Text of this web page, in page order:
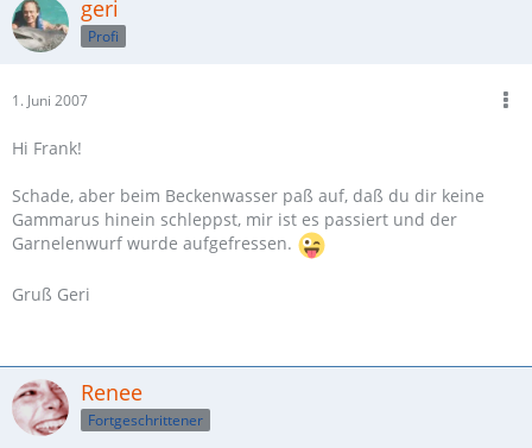
geri
Profi
1. Juni 2007
Hi Frank!
Schade, aber beim Beckenwasser paß auf, daß du dir keine
Gammarus hinein schleppst, mir ist es passiert und der
Garnelenwurf wurde aufgefressen.
Gruß Geri
Renee
Fortgeschrittener